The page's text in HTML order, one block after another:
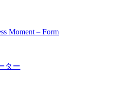
Moment – Form